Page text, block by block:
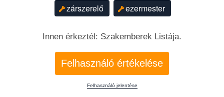
zárszerelő
ezermester
Innen érkeztél: Szakemberek Listája.
Felhasználó értékelése
Felhasználó jelentése